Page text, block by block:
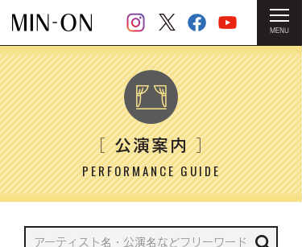
MENU
HOME ＞ 公演案内
［公演案内］
PERFORMANCE GUIDE